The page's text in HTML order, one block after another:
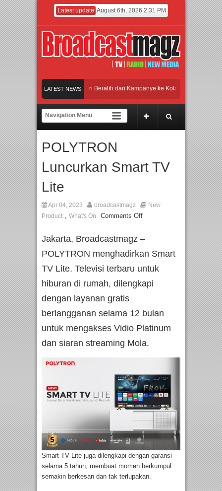
Latest update August 6th, 2026 2:31 PM
LATEST NEWS
APMF 2026 Dorong Industri Beralih dari Kampanye ke Kolaborasi Jangka
INDONESIA Membuka Took di Ubud, Bali
Tahitoe dan Sandhy Sondoro Afan Hadirkan Hipdut Modern “Jangan
POLYTRON
Luncurkan Smart TV
Lite
Apr 04, 2023 broadcastmagz
New
Product , What's On Comments Off
Jakarta, Broadcastmagz –
POLYTRON menghadirkan Smart
TV Lite. Televisi terbaru untuk
hiburan di rumah, dilengkapi
dengan layanan gratis
berlangganan selama 12 bulan
untuk mengakses Vidio Platinum
dan siaran streaming Mola.
Smart TV Lite juga dilengkapi dengan garansi
selama 5 tahun, membuat momen berkumpul
semakin berkesan dan tak terlupakan.